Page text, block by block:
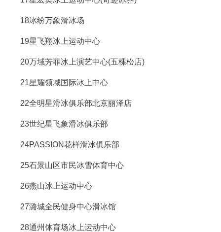
18冰纷万象滑冰场
19星飞翔冰上运动中心
20万域芳菲冰上演艺中心(五棵松店)
21星耀领域国际冰上中心
22全明星滑冰俱乐部北京丽泽店
23世纪星飞象滑冰俱乐部
24PASSION花样滑冰俱乐部
25石景山区市民冰雪体育中心
26燕山冰上运动中心
27潞城全民健身中心滑冰馆
28通州体育场冰上运动中心